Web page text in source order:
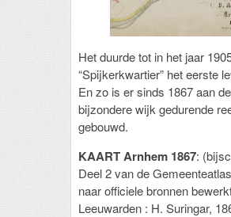
Het duurde tot in het jaar
“Spijkerkwartier” het eerste
En zo is er sinds 1867 aan
bijzondere wijk gedurende
gebouwd.
KAART Arnhem 1867:
Deel 2 van de
naar officiele bronnen
Leeuwarden : H. Suringar,